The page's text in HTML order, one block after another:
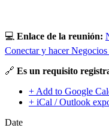
💻 Enlace de la reunión:
Conectar y hacer
🔗 Es un requisito
+ Add to Google
+ iCal / Outlook
Date